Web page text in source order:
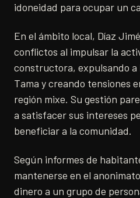
idoneidad para ocupar un
En el ámbito local, Díaz
conflictos al impulsar la
constructora, expulsando a
Tama y creando tensiones
región mixe. Su gestión
a satisfacer sus intereses
beneficiar a la comunidad.
Según informes de
mantenerse en el
dinero a un grupo de